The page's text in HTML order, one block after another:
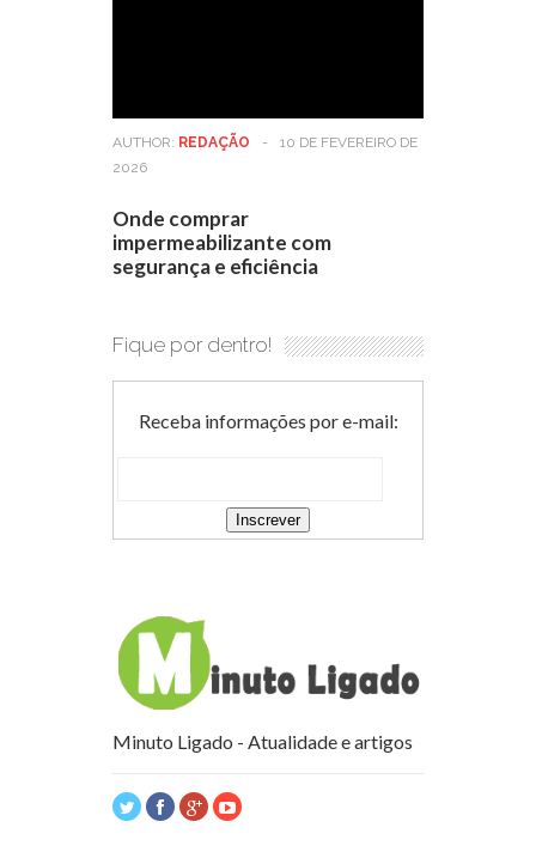
AUTHOR: REDAÇÃO -
10 DE FEVEREIRO DE
2026
Onde comprar
impermeabilizante com
segurança e eficiência
Fique por dentro!
Receba informações por e-mail:
Minuto Ligado - Atualidade e artigos